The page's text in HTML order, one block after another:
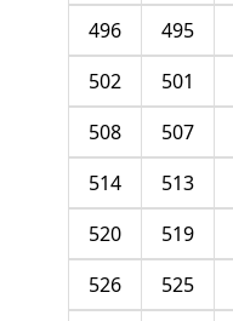
495
496
501
502
507
508
513
514
519
520
525
526